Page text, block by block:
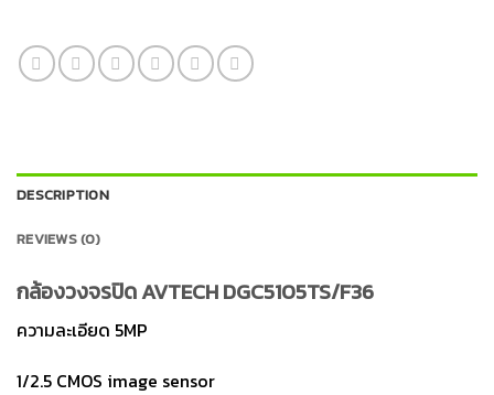
DESCRIPTION
REVIEWS (0)
กล้องวงจรปิด AVTECH DGC5105TS/F36
ความละเอียด 5MP
1/2.5 CMOS image sensor